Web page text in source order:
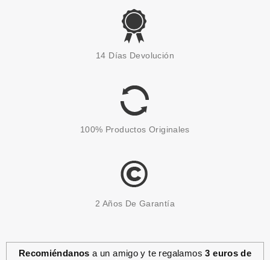
REVLON
LIPGLOSS 041 GOLD GODDESS
4.99€
14 Días Devolución
100% Productos Originales
2 Años De Garantía
Recomiéndanos a un amigo y te regalamos3 euros de